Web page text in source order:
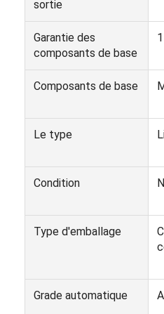
Machine à emballer
Machine à laver les
Machine automatique de
Machine de stérilisation
Réservoir de mélange
sortie
Garantie des
composants de base
Composants de base
Le type
Condition
Type d'emballage
Grade automatique